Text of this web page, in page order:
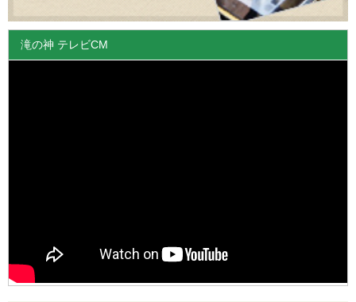
滝の神 テレビCM